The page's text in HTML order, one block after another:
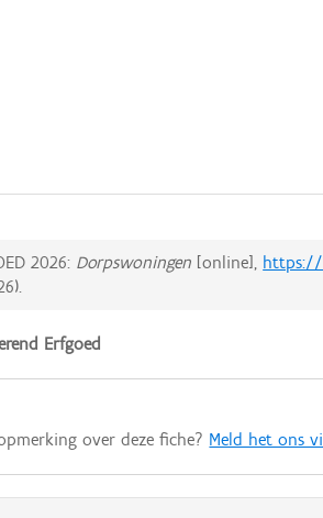
2026: Dorpswoningen [online], https://
).
Erfgoed
over deze fiche? Meld het ons